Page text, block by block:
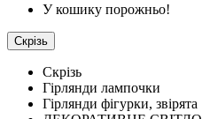
У кошику порожньо!
Скрізь
Скрізь
Гірлянди лампочки
Гірлянди фігурки, звірята